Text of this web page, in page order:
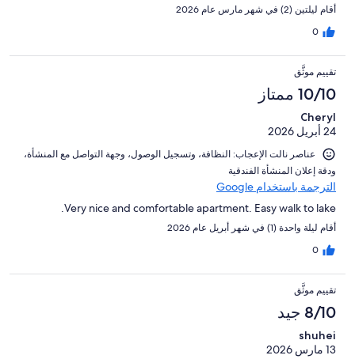
أقام ليلتين (2) في شهر مارس عام 2026
0
تقييم موثَّق
10/10 ممتاز
Cheryl
24 أبريل 2026
عناصر نالت الإعجاب: ⁦النظافة⁩، و⁦تسجيل الوصول⁩، و⁦جهة التواصل مع المنشأة⁩،
و⁦دقة إعلان المنشأة الفندقية⁩
الترجمة باستخدام Google
Very nice and comfortable apartment. Easy walk to lake.
أقام ليلة واحدة (1) في شهر أبريل عام 2026
0
تقييم موثَّق
8/10 جيد
shuhei
13 مارس 2026